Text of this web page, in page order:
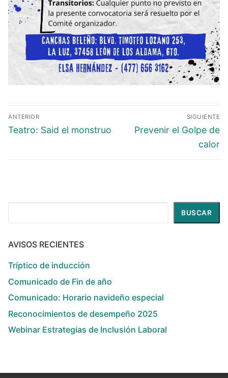
ANTERIOR
Teatro: Said el monstruo
SIGUIENTE
Prevenir el Golpe de
calor
BUSCAR
AVISOS RECIENTES
Tríptico de inducción
Comunicado de Fin de año
Comunicado: Horario navideño especial
Reconocimientos de desempeño 2025
Webinar Estrategias de Inclusión Laboral